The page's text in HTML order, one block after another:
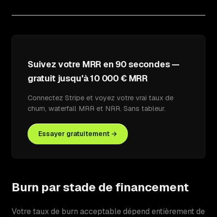
Suivez votre MRR en 90 secondes —
gratuit jusqu'à 10 000 € MRR
Connectez Stripe et voyez votre vrai taux de
churn, waterfall MRR et NRR. Sans tableur.
Essayer gratuitement →
Burn par stade de financement
Votre taux de burn acceptable dépend entièrement de